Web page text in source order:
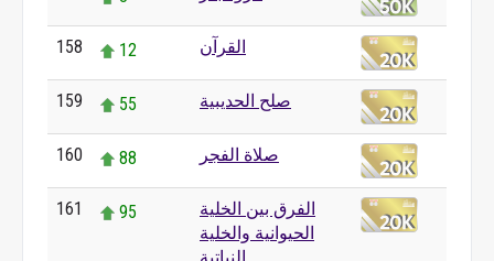
158 12 القرآن
159 55 صلح الحديبية
160 88 صلاة الفجر
161 95
الفرق بين الخلية
الحيوانية والخلية